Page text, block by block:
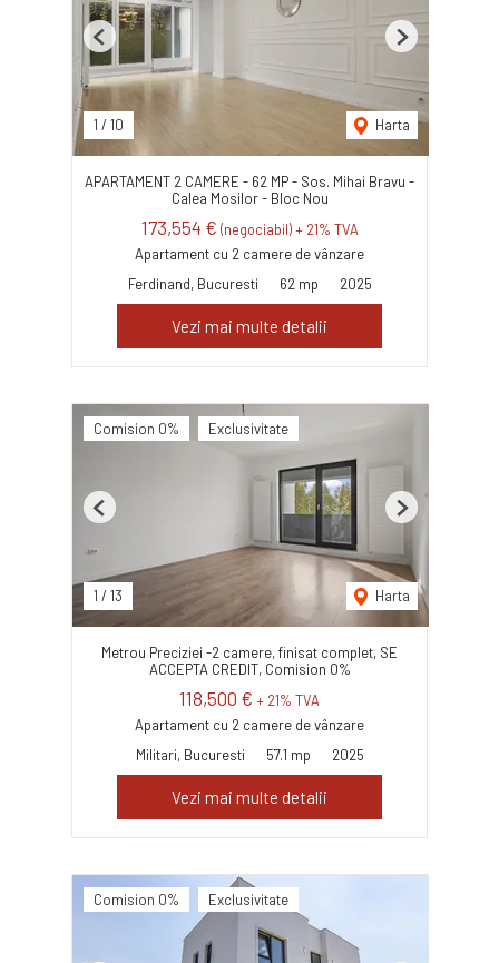
1 / 10 Harta
Previous Next
APARTAMENT 2 CAMERE - 62 MP - Sos. Mihai Bravu -
Calea Mosilor - Bloc Nou
173,554 € (negociabil) + 21% TVA
Apartament cu 2 camere de vânzare
Ferdinand, Bucuresti
62 mp 2025
Vezi mai multe detalii
Comision 0% Exclusivitate
1 / 13 Harta
Previous Next
Metrou Preciziei -2 camere, finisat complet, SE
ACCEPTA CREDIT, Comision 0%
118,500 € + 21% TVA
Apartament cu 2 camere de vânzare
Militari, Bucuresti
57.1 mp 2025
Vezi mai multe detalii
Comision 0% Exclusivitate